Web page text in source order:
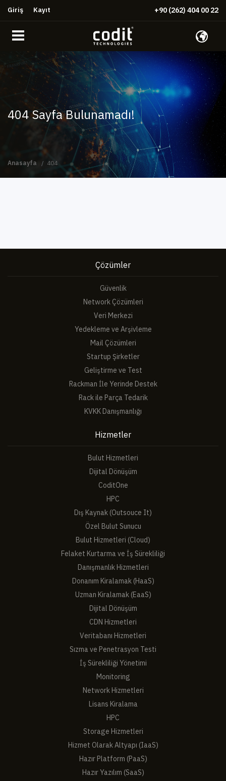
Giriş Kayıt +90 (262) 404 00 22
404 Sayfa Bulunamadı!
Anasayfa 404
Çözümler
Güvenlik
Network Çözümleri
Veri Merkezi
Yedekleme ve Arşivleme
Mail Çözümleri
Startup Şirketler
Geliştirme ve Test
Rackman İle Yerinde Destek
Rack ile Parça Tedarik
KVKK Danışmanlığı
Hizmetler
Bulut Hizmetleri
Dijital Dönüşüm
CoditOne
HPC
Dış Kaynak (Outsouce It)
Özel Bulut Sunucu
Bulut Hizmetleri (Cloud)
Felaket Kurtarma ve İş Sürekliliği
Danışmanlık Hizmetleri
Donanım Kiralamak (HaaS)
Uzman Kiralamak (EaaS)
Dijital Dönüşüm
CDN Hizmetleri
Veritabanı Hizmetleri
Sızma ve Penetrasyon Testi
İş Sürekliliği Yönetimi
Monitoring
Network Hizmetleri
Lisans Kiralama
HPC
Storage Hizmetleri
Hizmet Olarak Altyapı (IaaS)
Hazır Platform (PaaS)
Hazır Yazılım (SaaS)